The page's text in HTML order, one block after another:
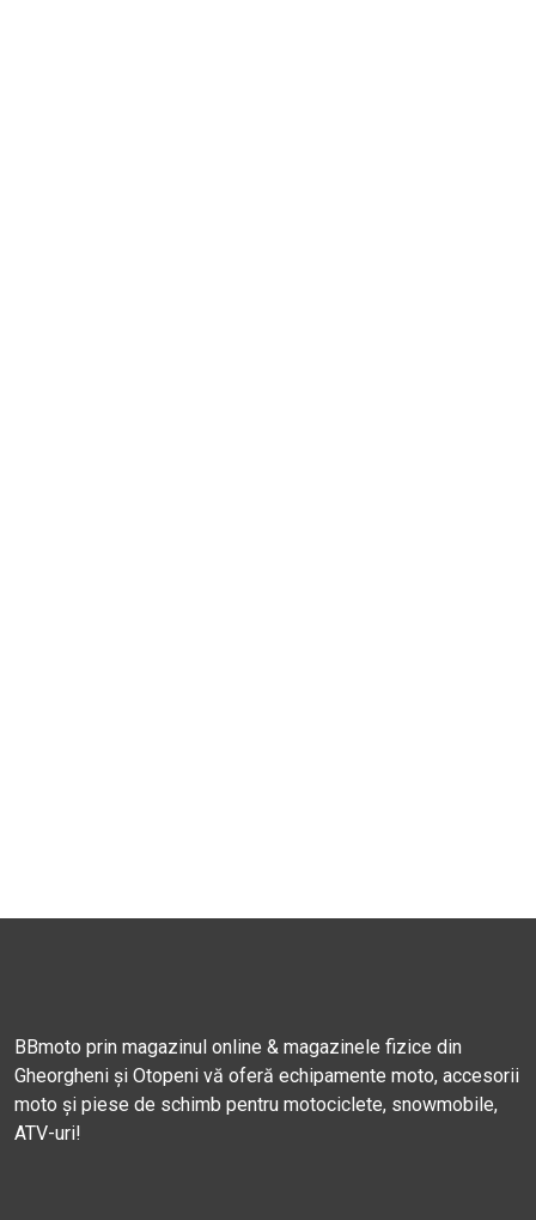
BBmoto prin magazinul online & magazinele fizice din
Gheorgheni și Otopeni vă oferă echipamente moto, accesorii
moto și piese de schimb pentru motociclete, snowmobile,
ATV-uri!